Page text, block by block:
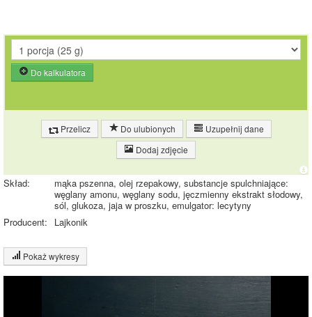
Do kalkulatora
Przelicz Do ulubionych
Uzupełnij dane
Dodaj zdjęcie
Skład:
mąka pszenna, olej rzepakowy, substancje spulchniające:
węglany amonu, węglany sodu, jęczmienny ekstrakt słodowy,
sól, glukoza, jaja w proszku, emulgator: lecytyny
Producent:
Lajkonik
Pokaż wykresy
Wykres składu produktu